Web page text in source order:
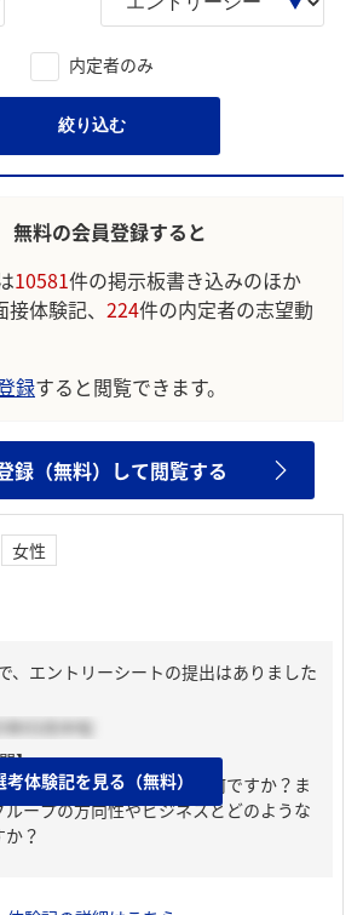
内定者のみ
絞り込む
無料の会員登録すると
10581件の掲示板書き込みのほか
体験記、 224件の内定者の志望動
録すると閲覧できます。
録（無料）して閲覧する
女性
、エントリーシートの提出はありました
年03月中旬
】
通じて実現したいことは何ですか？ま
ープの方向性やビジネスとどのような
？
考体験記を見る（無料）